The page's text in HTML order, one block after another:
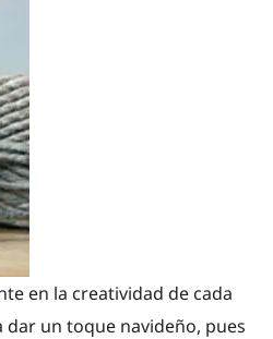
en la creatividad de cada
un toque navideño, pues